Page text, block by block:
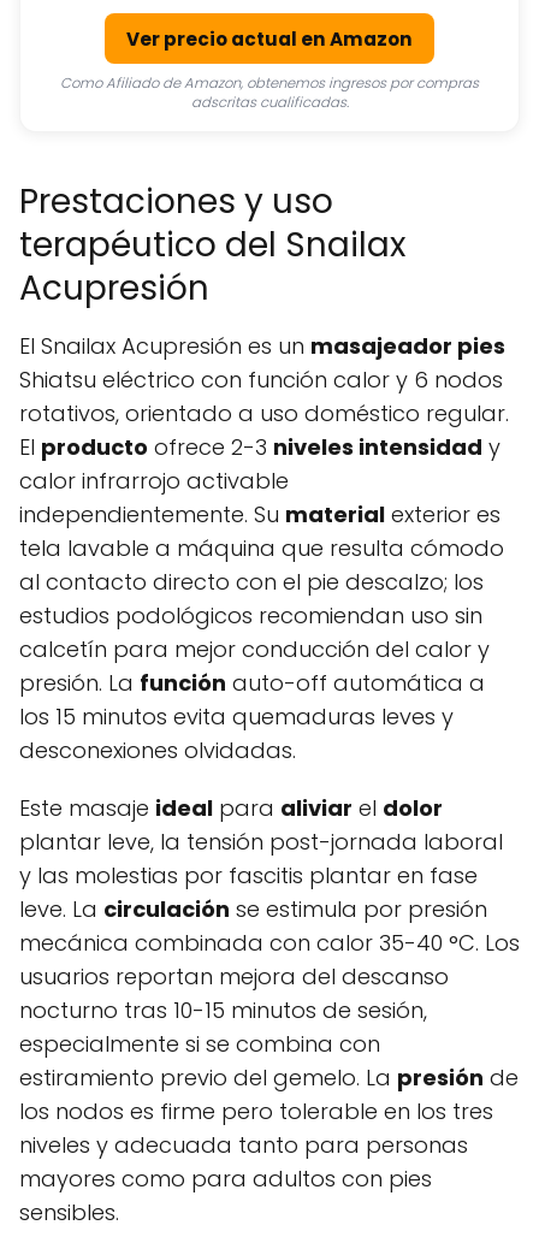
Ver precio actual en Amazon
Como Afiliado de Amazon, obtenemos ingresos por compras
adscritas cualificadas.
Prestaciones y uso
terapéutico del Snailax
Acupresión
El Snailax Acupresión es un masajeador pies
Shiatsu eléctrico con función calor y 6 nodos
rotativos, orientado a uso doméstico regular.
El producto ofrece 2-3 niveles intensidad y
calor infrarrojo activable
independientemente. Su material exterior es
tela lavable a máquina que resulta cómodo
al contacto directo con el pie descalzo; los
estudios podológicos recomiendan uso sin
calcetín para mejor conducción del calor y
presión. La función auto-off automática a
los 15 minutos evita quemaduras leves y
desconexiones olvidadas.
Este masaje ideal para aliviar el dolor
plantar leve, la tensión post-jornada laboral
y las molestias por fascitis plantar en fase
leve. La circulación se estimula por presión
mecánica combinada con calor 35-40 °C. Los
usuarios reportan mejora del descanso
nocturno tras 10-15 minutos de sesión,
especialmente si se combina con
estiramiento previo del gemelo. La presión de
los nodos es firme pero tolerable en los tres
niveles y adecuada tanto para personas
mayores como para adultos con pies
sensibles.